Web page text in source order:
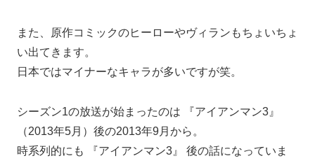
また、原作コミックのヒーローやヴィランもちょいちょ
い出てきます。
日本ではマイナーなキャラが多いですが笑。
シーズン1の放送が始まったのは 『アイアンマン3』
（2013年5月）後の2013年9月から。
時系列的にも 『アイアンマン3』 後の話になっていま